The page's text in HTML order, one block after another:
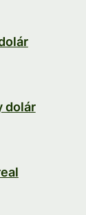
dolár